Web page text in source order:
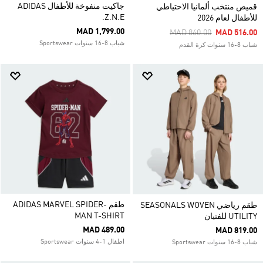
قميص منتخب ألمانيا الاحتياطي
للأطفال لعام 2026
Price Reduced From
MAD 860.00ToMAD 516.00
شباب 8-16 سنوات كرة القدم
جاكيت منفوخة للأطفال ADIDAS
Z.N.E.
MAD 1,799.00
شباب 8-16 سنوات Sportswear
طقم رياضي SEASONALS WOVEN
UTILITY للفتيان
MAD 819.00
شباب 8-16 سنوات Sportswear
طقم ADIDAS MARVEL SPIDER-
MAN T-SHIRT
MAD 489.00
اطفال 1-4 سنوات Sportswear